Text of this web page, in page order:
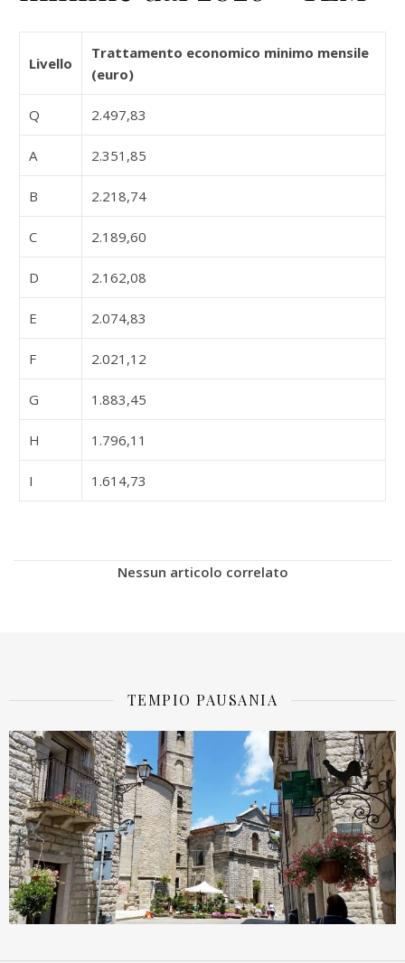
Livello
Trattamento economico minimo mensile
(euro)
Q 2.497,83
A 2.351,85
B 2.218,74
C 2.189,60
D 2.162,08
E 2.074,83
F 2.021,12
G 1.883,45
H 1.796,11
I 1.614,73
Nessun articolo correlato
TEMPIO PAUSANIA